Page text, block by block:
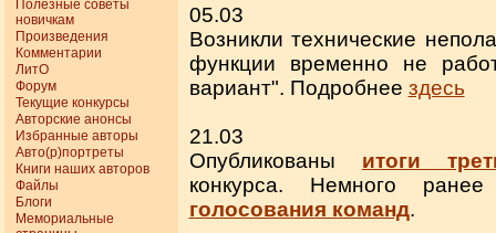
Полезные советы
новичкам
Произведения
Комментарии
ЛитО
Форум
Текущие конкурсы
Авторские анонсы
Избранные авторы
Авто(р)портреты
Книги наших авторов
Файлы
Блоги
Мемориальные
05.03
Возникли технические
функции временно не
вариант". Подробнее здесь
21.03
Опубликованы итоги
конкурса. Немного
голосования команд.